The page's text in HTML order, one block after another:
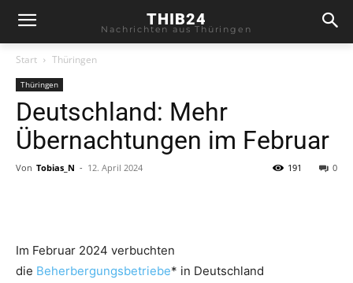
THIB24
Nachrichten aus Thüringen
Start Thüringen
Thüringen
Deutschland: Mehr
Übernachtungen im Februar
Von Tobias_N - 12. April 2024 0
191
Im Februar 2024 verbuchten
die Beherbergungsbetriebe* in Deutschland